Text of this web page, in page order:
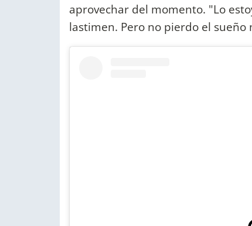
aprovechar del momento. "Lo
lastimen. Pero no pierdo el sueño